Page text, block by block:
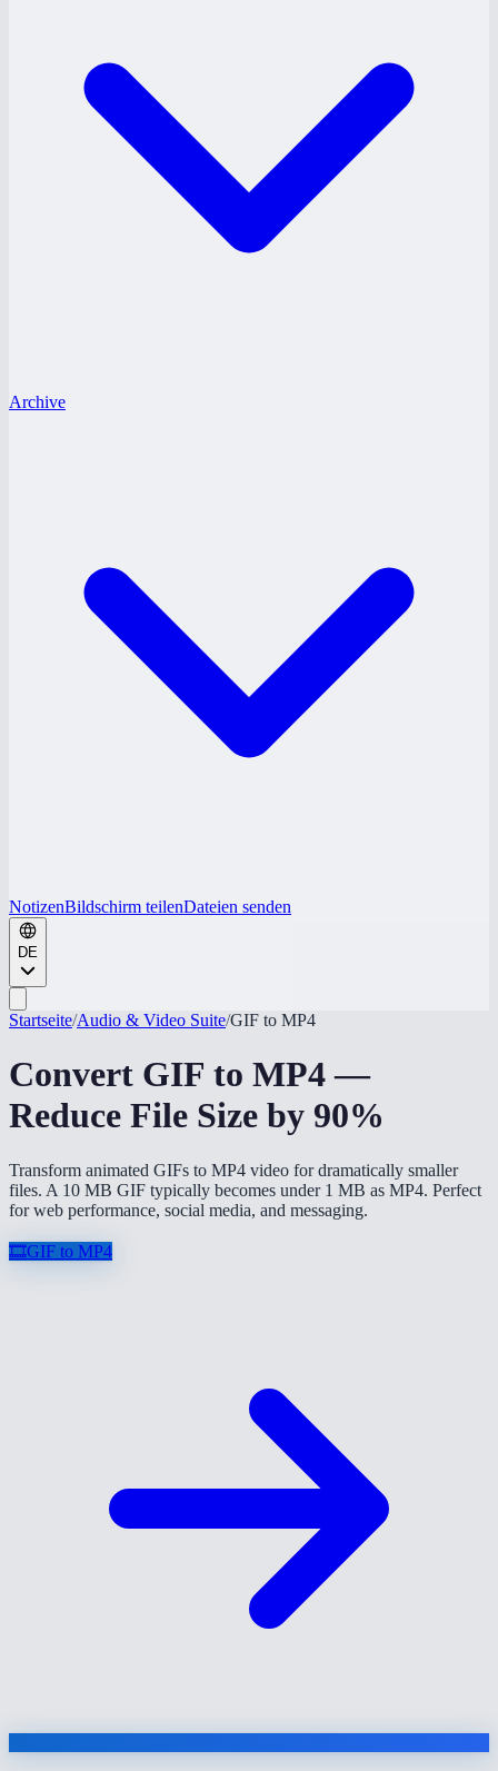
Archive
NotizenBildschirm teilenDateien senden
DE
Startseite/Audio & Video Suite/GIF to MP4
Convert GIF to MP4 —
Reduce File Size by 90%
Transform animated GIFs to MP4 video for dramatically smaller
files. A 10 MB GIF typically becomes under 1 MB as MP4. Perfect
for web performance, social media, and messaging.
🎞️GIF to MP4